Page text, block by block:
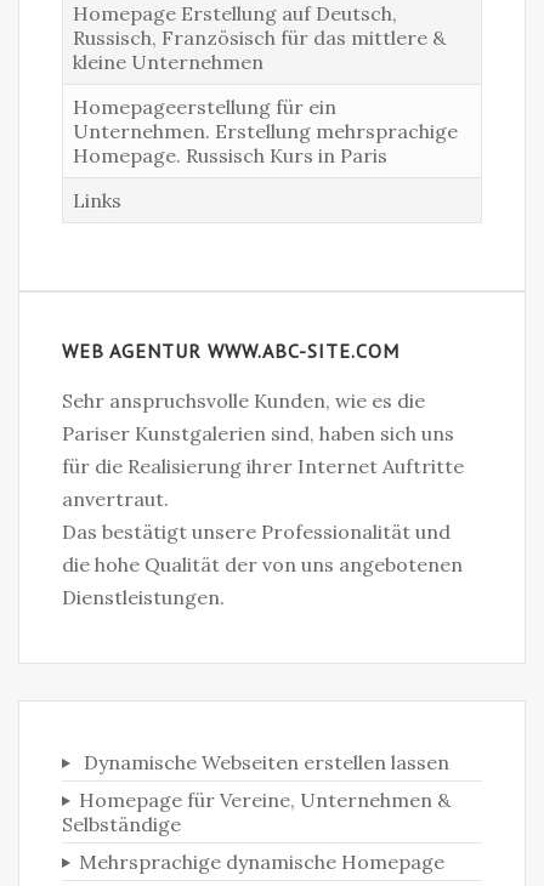
Homepage Erstellung auf Deutsch,
Russisch, Französisch für das mittlere &
kleine Unternehmen
Homepageerstellung für ein
Unternehmen. Erstellung mehrsprachige
Homepage. Russisch Kurs in Paris
Links
WEB AGENTUR WWW.ABC-SITE.COM
Sehr anspruchsvolle Kunden, wie es die
Pariser Kunstgalerien sind, haben sich uns
für die Realisierung ihrer Internet Auftritte
anvertraut.
Das bestätigt unsere Professionalität und
die hohe Qualität der von uns angebotenen
Dienstleistungen.
Dynamische Webseiten erstellen lassen
Homepage für Vereine, Unternehmen &
Selbständige‎
Mehrsprachige dynamische Homepage